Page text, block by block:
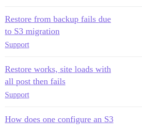
Restore from backup fails due
to S3 migration
Support
Restore works, site loads with
all post then fails
Support
How does one configure an S3